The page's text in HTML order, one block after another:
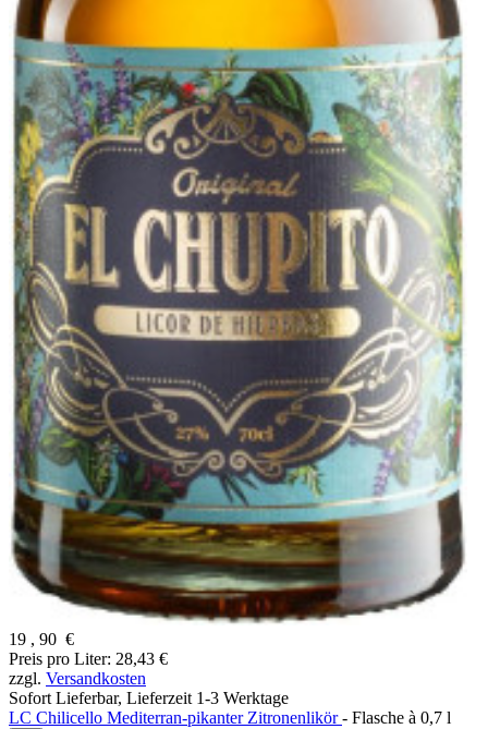
19 , 90 €
Preis pro Liter: 28,43 €
zzgl. Versandkosten
Sofort Lieferbar, Lieferzeit 1-3 Werktage
LC Chilicello Mediterran-pikanter Zitronenlikör- Flasche à 0,7 l